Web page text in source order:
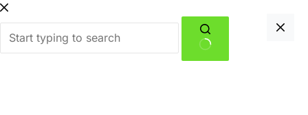
Zum
Inhalt
springen